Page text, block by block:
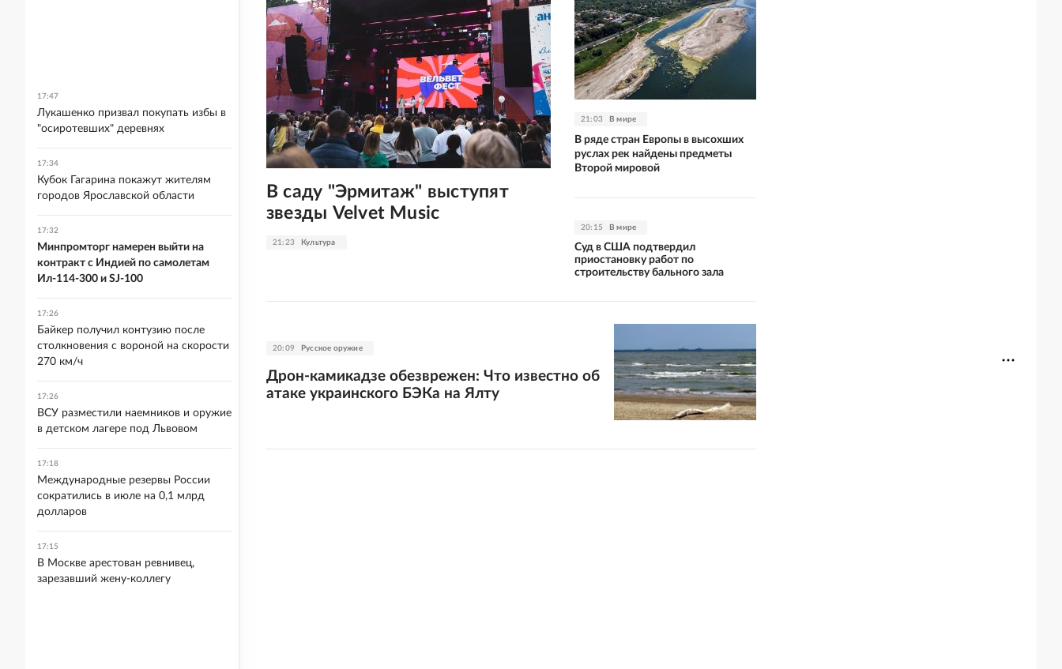
21:23 Культура
В саду "Эрмитаж" выступят
звезды Velvet Music
21:03 В мире
В ряде стран Европы в высохших
руслах рек найдены предметы
Второй мировой
20:15 В мире
Суд в США подтвердил
приостановку работ по
строительству бального зала
20:09 Русское оружие
Дрон-камикадзе обезврежен: Что известно об
атаке украинского БЭКа на Ялту
17:47
Лукашенко призвал покупать избы в
"осиротевших" деревнях
17:34
Кубок Гагарина покажут жителям
городов Ярославской области
17:32
Минпромторг намерен выйти на
контракт с Индией по самолетам
Ил-114-300 и SJ-100
17:26
Байкер получил контузию после
столкновения с вороной на скорости
270 км/ч
17:26
ВСУ разместили наемников и оружие
в детском лагере под Львовом
17:18
Международные резервы России
сократились в июле на 0,1 млрд
долларов
17:15
В Москве арестован ревнивец,
зарезавший жену-коллегу